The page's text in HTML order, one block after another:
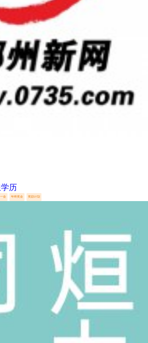
历
金 年终奖金 奖励计划